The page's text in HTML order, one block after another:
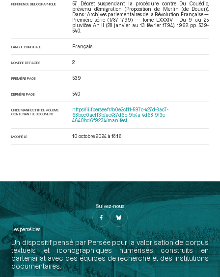
RÉFÉRENCE BIBLIOGRAPHIQUE
57. Décret suspendant la procédure contre Du Couédic,
prévenu d’émigration (Proposition de Merlin (de Douai)).
Dans : Archives parlementaires de la Révolution Française —
Première série (1787-1799) — Tome LXXXIV - Du 9 au 25
pluviôse An II (28 janvier au 13 février 1794) . 1962. pp. 539-
540.
LANGUE PRINCIPALE Français
NOMBRE DE PAGES 2
PREMIÈRE PAGE 539
DERNIÈRE PAGE 540
URI DU MANIFEST IIIF DU VOLUME
CONTENANT LE DOCUMENT
https://iiif.persee.fr/b0e2cf11-597c-427d-8ac7-
68bcc0acf13b/ae487d6c-9b4a-4d68-9f3e-
4640bd6f9234/manifest
MODIFIÉ LE 10 octobre 2024 à 18:16
Suivez-nous
Les perséides
Un dispositif pensé par Persée pour la valorisation de corpus
textuels et iconographiques numérisés construits en
partenariat avec des équipes de recherche et des institutions
documentaires.